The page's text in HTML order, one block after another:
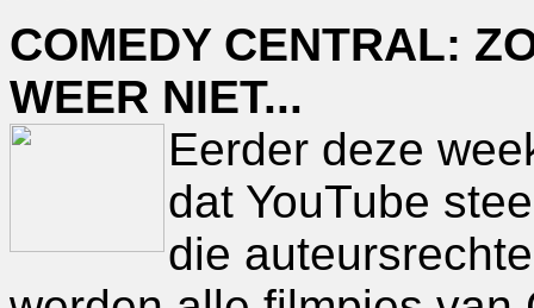
COMEDY CENTRAL:
WEER NIET...
Eerder deze
dat YouTube
die